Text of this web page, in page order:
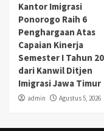
Kantor Imigrasi
Ponorogo Raih 6
Penghargaan Atas
Capaian Kinerja
Semester I Tahun
dari Kanwil Ditjen
Imigrasi Jawa Timur
admin Agustus 5, 2026